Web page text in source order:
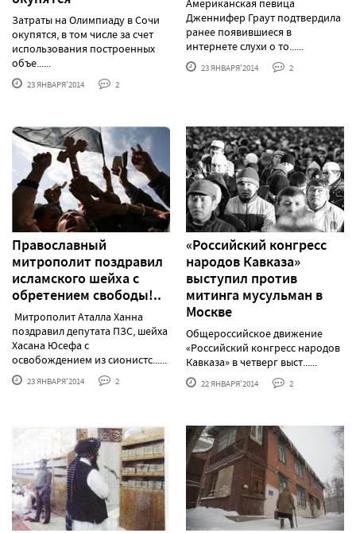
Затраты на Олимпиаду в Сочи
окупятся, в том числе за счет
использования построенных
объе......
23 ЯНВАРЯ'2014 2
Американская певица
Дженнифер Граут подтвердила
ранее появившиеся в
интернете слухи о то......
23 ЯНВАРЯ'2014 2
Православный
митрополит поздравил
исламского шейха с
обретением свободы!..
Митрополит Аталла Ханна
поздравил депутата ПЗС, шейха
Хасана Юсефа с
освобождением из сионистс......
23 ЯНВАРЯ'2014 2
«Российский конгресс
народов Кавказа»
выступил против
митинга мусульман в
Москве
Общероссийское движение
«Российский конгресс народов
Кавказа» в четверг выст......
22 ЯНВАРЯ'2014 2